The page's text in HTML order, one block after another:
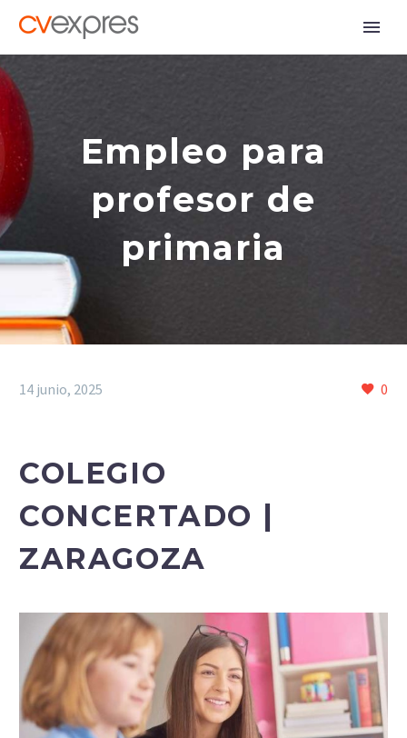
Empleo para
profesor de
primaria
0
14 junio, 2025
COLEGIO
CONCERTADO |
ZARAGOZA